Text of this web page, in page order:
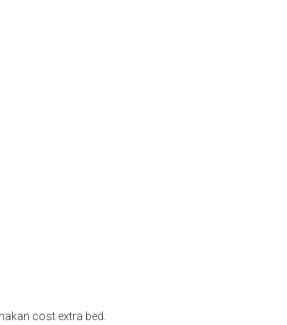
cost extra bed.